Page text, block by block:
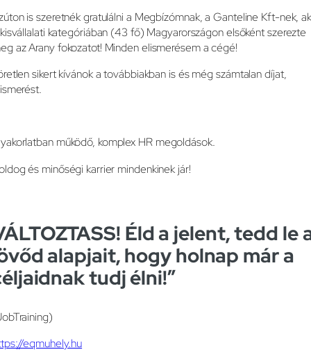
is szeretnék gratulálni a Megbízómnak, a Ganteline Kft-nek,
kategóriában (43 fő) Magyarországon elsőként szerezte
az Arany fokozatot! Minden elismerésem a cégé!
sikert kívánok a továbbiakban is és még számtalan díjat,
működő, komplex HR megoldások.
és minőségi karrier mindenkinek jár!
Éld a jelent, tedd le
alapjait, hogy holnap már a
tudj élni!”
eqmuhely.hu